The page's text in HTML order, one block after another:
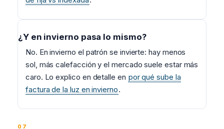
¿Y en invierno pasa lo mismo?
No. En invierno el patrón se invierte: hay menos
sol, más calefacción y el mercado suele estar más
caro. Lo explico en detalle en por qué sube la
factura de la luz en invierno.